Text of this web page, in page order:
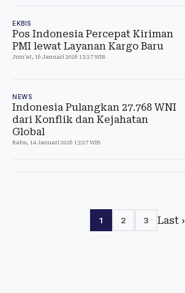
EKBIS
Pos Indonesia Percepat Kiriman
PMI lewat Layanan Kargo Baru
Jum'at, 16 Januari 2026 13:27 WIB
NEWS
Indonesia Pulangkan 27.768 WNI
dari Konflik dan Kejahatan
Global
Rabu, 14 Januari 2026 13:27 WIB
1 2 3 Last ›